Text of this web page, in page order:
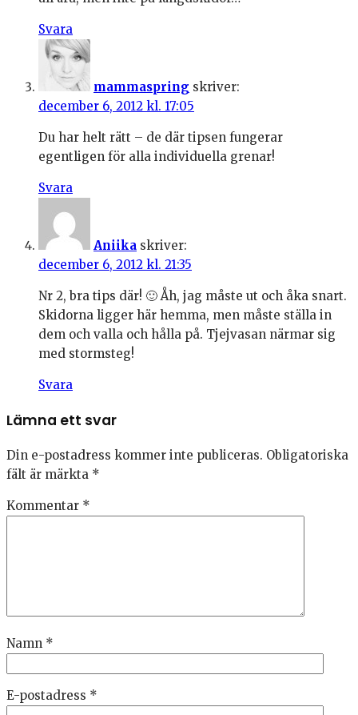
Svara
mammaspring skriver:
december 6, 2012 kl. 17:05
Du har helt rätt – de där tipsen fungerar
egentligen för alla individuella grenar!
Svara
Aniika skriver:
december 6, 2012 kl. 21:35
Nr 2, bra tips där! 🙂 Åh, jag måste ut och åka snart.
Skidorna ligger här hemma, men måste ställa in
dem och valla och hålla på. Tjejvasan närmar sig
med stormsteg!
Svara
Lämna ett svar
Din e-postadress kommer inte publiceras. Obligatoriska
fält är märkta *
Kommentar *
Namn *
E-postadress *